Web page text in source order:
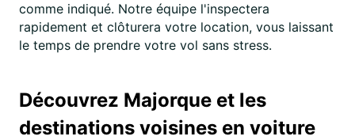
comme indiqué. Notre équipe l'inspectera
rapidement et clôturera votre location, vous laissant
le temps de prendre votre vol sans stress.
Découvrez Majorque et les
destinations voisines en voiture